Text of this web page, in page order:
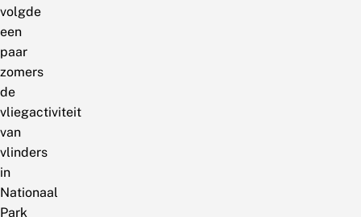
volgde
een
paar
zomers
de
vliegactiviteit
van
vlinders
in
Nationaal
Park